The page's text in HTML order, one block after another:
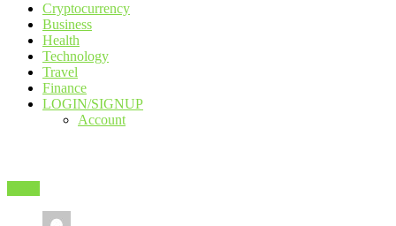
Cryptocurrency
Business
Health
Technology
Travel
Finance
LOGIN/SIGNUP
Account